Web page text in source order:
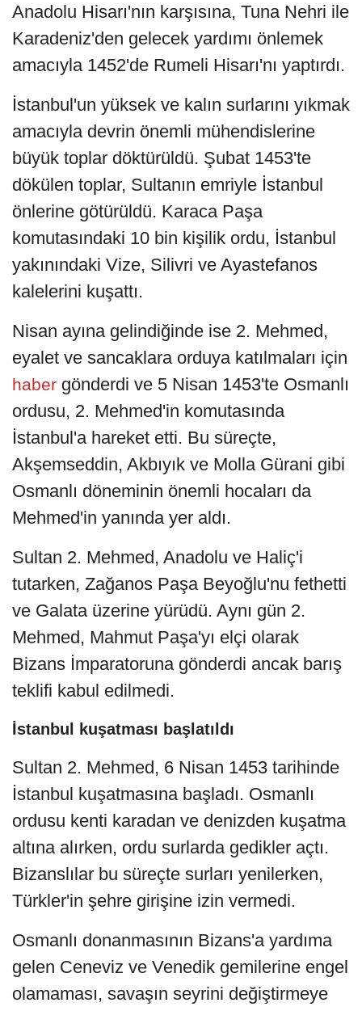
Anadolu Hisarı'nın karşısına, Tuna Nehri ile
Karadeniz'den gelecek yardımı önlemek
amacıyla 1452'de Rumeli Hisarı'nı yaptırdı.
İstanbul'un yüksek ve kalın surlarını yıkmak
amacıyla devrin önemli mühendislerine
büyük toplar döktürüldü. Şubat 1453'te
dökülen toplar, Sultanın emriyle İstanbul
önlerine götürüldü. Karaca Paşa
komutasındaki 10 bin kişilik ordu, İstanbul
yakınındaki Vize, Silivri ve Ayastefanos
kalelerini kuşattı.
Nisan ayına gelindiğinde ise 2. Mehmed,
eyalet ve sancaklara orduya katılmaları için
haber gönderdi ve 5 Nisan 1453'te Osmanlı
ordusu, 2. Mehmed'in komutasında
İstanbul'a hareket etti. Bu süreçte,
Akşemseddin, Akbıyık ve Molla Gürani gibi
Osmanlı döneminin önemli hocaları da
Mehmed'in yanında yer aldı.
Sultan 2. Mehmed, Anadolu ve Haliç'i
tutarken, Zağanos Paşa Beyoğlu'nu fethetti
ve Galata üzerine yürüdü. Aynı gün 2.
Mehmed, Mahmut Paşa'yı elçi olarak
Bizans İmparatoruna gönderdi ancak barış
teklifi kabul edilmedi.
İstanbul kuşatması başlatıldı
Sultan 2. Mehmed, 6 Nisan 1453 tarihinde
İstanbul kuşatmasına başladı. Osmanlı
ordusu kenti karadan ve denizden kuşatma
altına alırken, ordu surlarda gedikler açtı.
Bizanslılar bu süreçte surları yenilerken,
Türkler'in şehre girişine izin vermedi.
Osmanlı donanmasının Bizans'a yardıma
gelen Ceneviz ve Venedik gemilerine engel
olamaması, savaşın seyrini değiştirmeye